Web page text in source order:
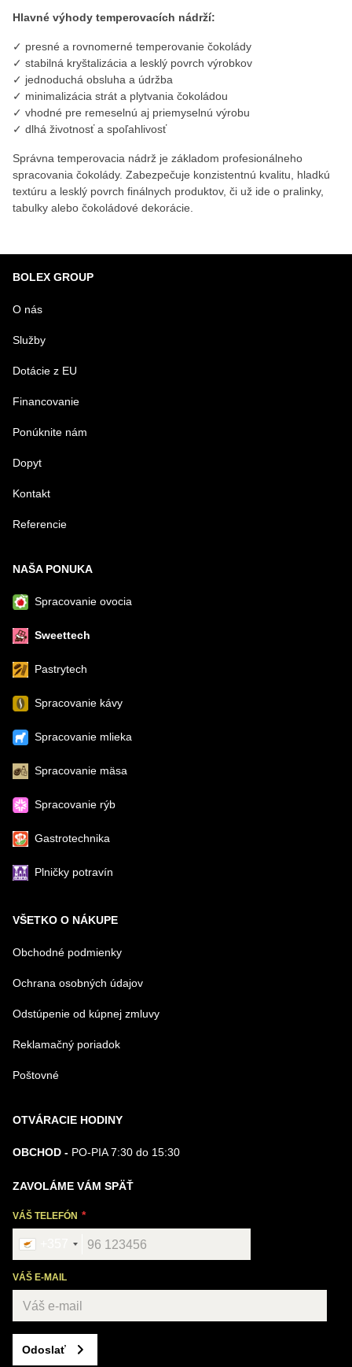
Hlavné výhody temperovacích nádrží:
✓ presné a rovnomerné temperovanie čokolády
✓ stabilná kryštalizácia a lesklý povrch výrobkov
✓ jednoduchá obsluha a údržba
✓ minimalizácia strát a plytvania čokoládou
✓ vhodné pre remeselnú aj priemyselnú výrobu
✓ dlhá životnosť a spoľahlivosť
Správna temperovacia nádrž je základom profesionálneho
spracovania čokolády. Zabezpečuje konzistentnú kvalitu, hladkú
textúru a lesklý povrch finálnych produktov, či už ide o pralinky,
tabulky alebo čokoládové dekorácie.
BOLEX GROUP
O nás
Služby
Dotácie z EU
Financovanie
Ponúknite nám
Dopyt
Kontakt
Referencie
NAŠA PONUKA
Spracovanie ovocia
Sweettech
Pastrytech
Spracovanie kávy
Spracovanie mlieka
Spracovanie mäsa
Spracovanie rýb
Gastrotechnika
Plničky potravín
VŠETKO O NÁKUPE
Obchodné podmienky
Ochrana osobných údajov
Odstúpenie od kúpnej zmluvy
Reklamačný poriadok
Poštovné
OTVÁRACIE HODINY
OBCHOD - PO-PIA 7:30 do 15:30
ZAVOLÁME VÁM SPÄŤ
VÁŠ TELEFÓN
VÁŠ E-MAIL
Odoslať